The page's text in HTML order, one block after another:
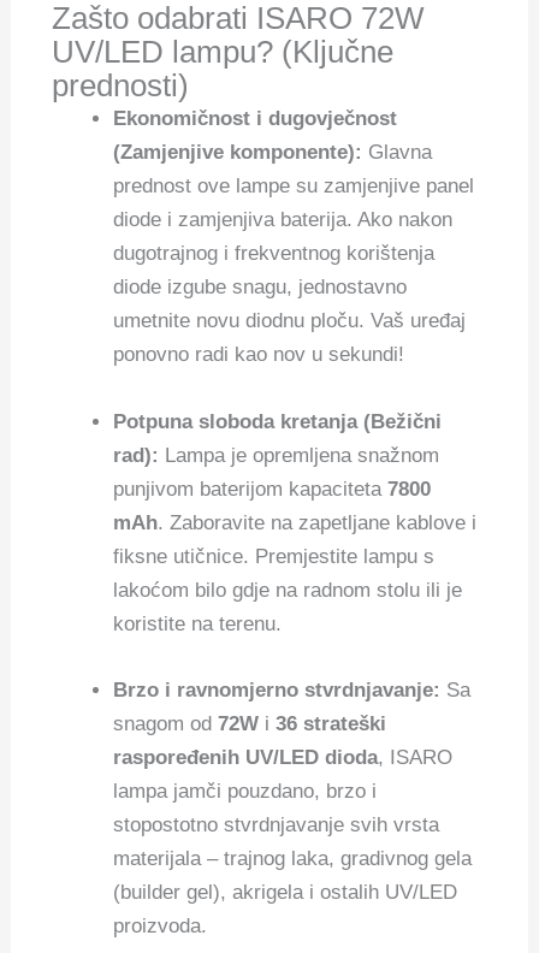
Zašto odabrati ISARO 72W
UV/LED lampu? (Ključne
prednosti)
Ekonomičnost i dugovječnost
(Zamjenjive komponente): Glavna
prednost ove lampe su zamjenjive panel
diode i zamjenjiva baterija. Ako nakon
dugotrajnog i frekventnog korištenja
diode izgube snagu, jednostavno
umetnite novu diodnu ploču. Vaš uređaj
ponovno radi kao nov u sekundi!
Potpuna sloboda kretanja (Bežični
rad): Lampa je opremljena snažnom
punjivom baterijom kapaciteta7800
mAh. Zaboravite na zapetljane kablove i
fiksne utičnice. Premjestite lampu s
lakoćom bilo gdje na radnom stolu ili je
koristite na terenu.
Brzo i ravnomjerno stvrdnjavanje: Sa
snagom od72W i36 strateški
raspoređenih UV/LED dioda, ISARO
lampa jamči pouzdano, brzo i
stopostotno stvrdnjavanje svih vrsta
materijala – trajnog laka, gradivnog gela
(builder gel), akrigela i ostalih UV/LED
proizvoda.